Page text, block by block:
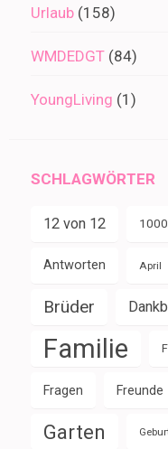
Urlaub (158)
WMDEDGT (84)
YoungLiving (1)
SCHLAGWÖRTER
12 von 12
Antworten April
Brüder
Familie
Fragen Freunde
Garten